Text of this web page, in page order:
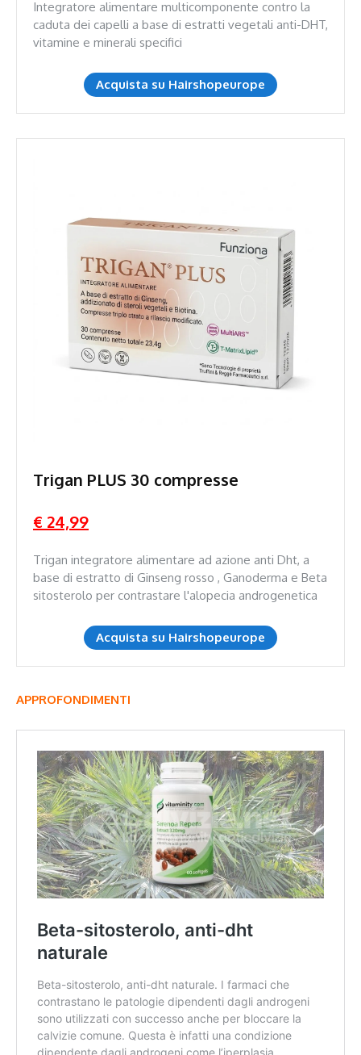
Integratore alimentare multicomponente contro la
caduta dei capelli a base di estratti vegetali anti-DHT,
vitamine e minerali specifici
Acquista su Hairshopeurope
Trigan PLUS 30 compresse
€ 24,99
Trigan integratore alimentare ad azione anti Dht, a
base di estratto di Ginseng rosso , Ganoderma e Beta
sitosterolo per contrastare l'alopecia androgenetica
Acquista su Hairshopeurope
APPROFONDIMENTI